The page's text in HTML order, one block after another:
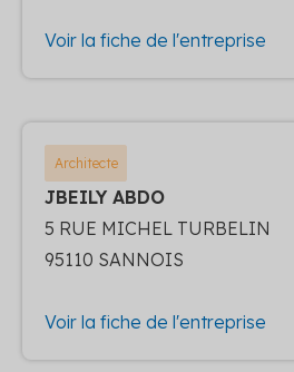
Voir la fiche de l'entreprise
Architecte
JBEILY ABDO
5 RUE MICHEL TURBELIN
95110 SANNOIS
Voir la fiche de l'entreprise